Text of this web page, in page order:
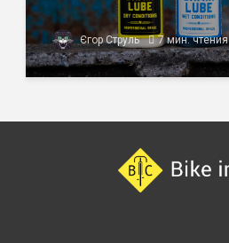
Єгор Струль 7 мин. чтения